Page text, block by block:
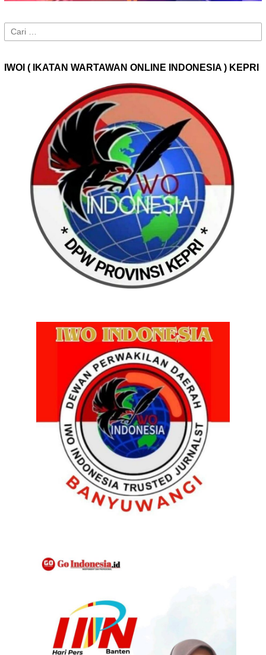
Cari
untuk:
IWOI ( IKATAN WARTAWAN ONLINE INDONESIA ) KEPRI